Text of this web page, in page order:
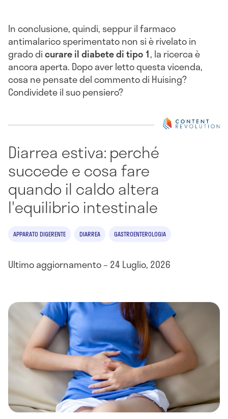
In conclusione, quindi, seppur il farmaco
antimalarico sperimentato non si è rivelato in
grado dicurare il diabete di tipo 1, la ricerca è
ancora aperta. Dopo aver letto questa vicenda,
cosa ne pensate del commento di Huising?
Condividete il suo pensiero?
Diarrea estiva: perché
succede e cosa fare
quando il caldo altera
l'equilibrio intestinale
APPARATO DIGERENTE DIARREA GASTROENTEROLOGIA
Ultimo aggiornamento – 24 Luglio, 2026